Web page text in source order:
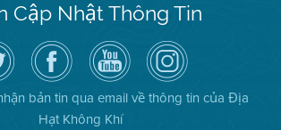
Cập Nhật Thông Tin
Truy
cập
Trang
Facebook
của
Địa
Hạt
Kênh
YouTube
của
Địa
Hạt
Không
Khí
Air
District
on
Instagram
bản tin qua email về thông tin của Địa
Hạt Không Khí